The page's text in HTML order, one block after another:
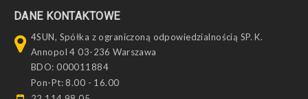
DANE KONTAKTOWE
4SUN, Spółka z ograniczoną odpowiedzialnością SP. K.
Annopol 4 03-236 Warszawa
BDO: 000011884
Pon-Pt: 8.00 - 16.00